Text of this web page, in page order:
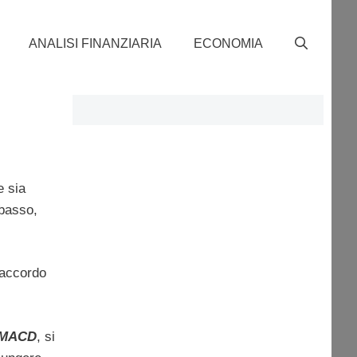
ANALISI FINANZIARIA ECONOMIA
sia
, si